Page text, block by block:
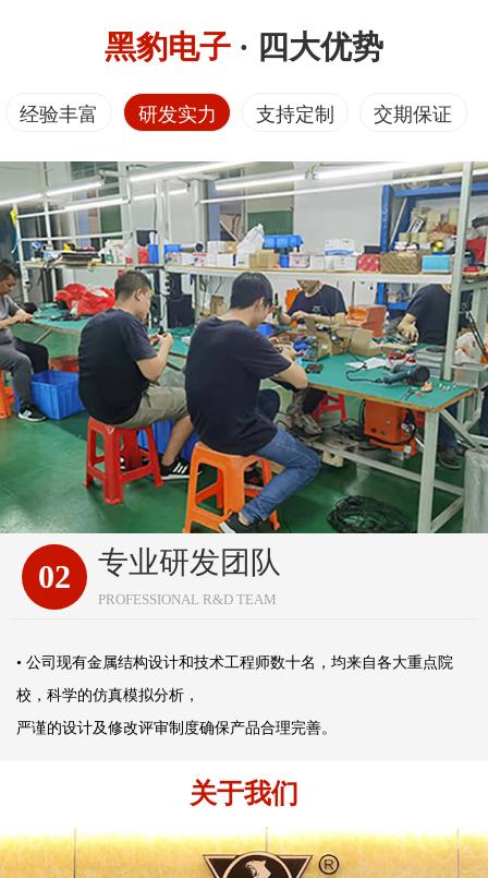
黑豹电子 · 四大优势
经验丰富 研发实力 支持定制 交期保证
02 专业研发团队
PROFESSIONAL R&D TEAM
• 公司现有金属结构设计和技术工程师数十名，均来自各大重点院
校，科学的仿真模拟分析，
严谨的设计及修改评审制度确保产品合理完善。
关于我们